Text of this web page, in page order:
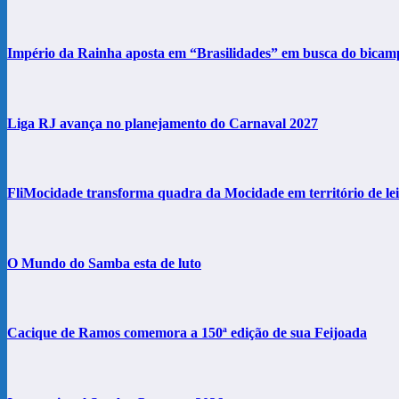
Império da Rainha aposta em “Brasilidades” em busca do
Liga RJ avança no planejamento do Carnaval 2027
FliMocidade transforma quadra da Mocidade em território de
O Mundo do Samba esta de luto
Cacique de Ramos comemora a 150ª edição de sua Feijoada